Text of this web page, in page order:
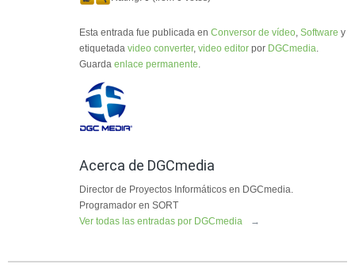
Esta entrada fue publicada en Conversor de vídeo, Software y
etiquetada video converter, video editor por DGCmedia.
Guarda enlace permanente.
Acerca de DGCmedia
Director de Proyectos Informáticos en DGCmedia.
Programador en SORT
Ver todas las entradas por DGCmedia
→